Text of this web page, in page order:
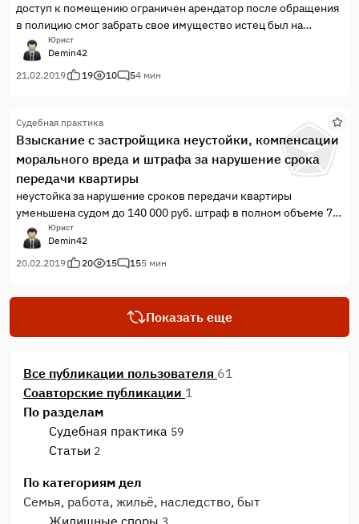
доступ к помещению ограничен арендатор после обращения
в полицию смог забрать свое имущество истец был на
предварительном заседании, а ответчик нет заявляем
ходатайства и получаем определение об оставлении иска без
рассмотрения
Юрист
Demin42
21.02.2019
19 10 54 мин
Судебная практика
Взыскание с застройщика неустойки, компенсации
морального вреда и штрафа за нарушение срока
передачи квартиры
неустойка за нарушение сроков передачи квартиры
уменьшена судом до 140 000 руб. штраф в полном объеме 75
000 руб. моральный вред 10000 руб.
Юрист
Demin42
20.02.2019
20 15 155 мин
Показать еще
Все публикации пользователя 61
Соавторские публикации 1
По разделам
Судебная практика 59
Статьи 2
По категориям дел
Семья, работа, жильё, наследство, быт
Жилищные споры